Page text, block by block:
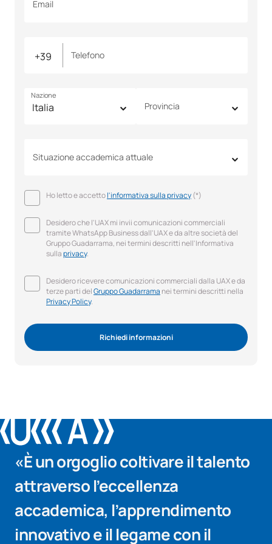
Email
Telefono
Nazione
Provincia
Situazione accademica attuale
Ho letto e accettol'informativa sulla privacy(*)
Desidero che l'UAX mi invii comunicazioni commerciali
tramite WhatsApp Business dall'UAX e da altre società del
Gruppo Guadarrama, nei termini descritti nell'Informativa
sullaprivacy.
Desidero ricevere comunicazioni commerciali dalla UAX e da
terze parti delGruppo Guadarrama nei termini descritti nella
Privacy Policy.
Richiedi informazioni
«È un orgoglio coltivare il talento
attraverso l’eccellenza
accademica, l’apprendimento
innovativo e il legame con il